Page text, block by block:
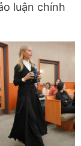
luận chính